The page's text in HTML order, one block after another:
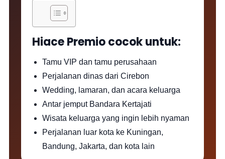
Hiace Premio cocok untuk:
Tamu VIP dan tamu perusahaan
Perjalanan dinas dari Cirebon
Wedding, lamaran, dan acara keluarga
Antar jemput Bandara Kertajati
Wisata keluarga yang ingin lebih nyaman
Perjalanan luar kota ke Kuningan,
Bandung, Jakarta, dan kota lain